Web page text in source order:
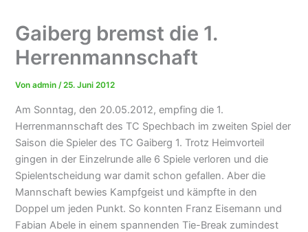
Gaiberg bremst die 1.
Herrenmannschaft
Vonadmin/25. Juni 2012
Am Sonntag, den 20.05.2012, empfing die 1.
Herrenmannschaft des TC Spechbach im zweiten Spiel der
Saison die Spieler des TC Gaiberg 1. Trotz Heimvorteil
gingen in der Einzelrunde alle 6 Spiele verloren und die
Spielentscheidung war damit schon gefallen. Aber die
Mannschaft bewies Kampfgeist und kämpfte in den
Doppel um jeden Punkt. So konnten Franz Eisemann und
Fabian Abele in einem spannenden Tie-Break zumindest